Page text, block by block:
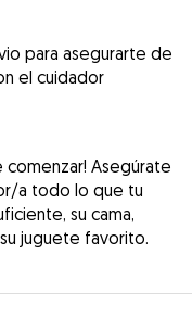
para asegurarte de
el cuidador
comenzar! Asegúrate
a todo lo que tu
su cama,
juguete favorito.